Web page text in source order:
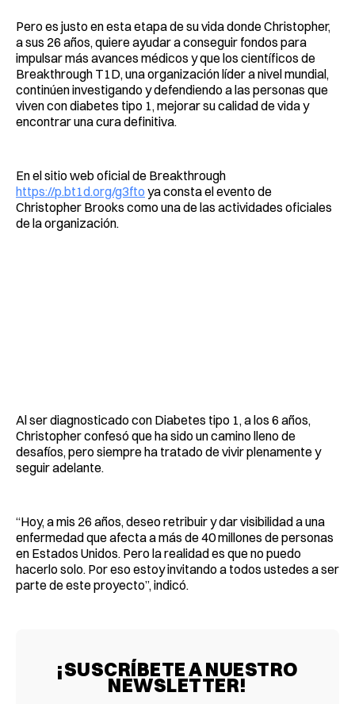
Pero es justo en esta etapa de su vida donde Christopher,
a sus 26 años, quiere ayudar a conseguir fondos para
impulsar más avances médicos y que los científicos de
Breakthrough T1D, una organización líder a nivel mundial,
continúen investigando y defendiendo a las personas que
viven con diabetes tipo 1, mejorar su calidad de vida y
encontrar una cura definitiva.
En el sitio web oficial de Breakthrough
https://p.bt1d.org/g3fto ya consta el evento de
Christopher Brooks como una de las actividades oficiales
de la organización.
Al ser diagnosticado con Diabetes tipo 1, a los 6 años,
Christopher confesó que ha sido un camino lleno de
desafíos, pero siempre ha tratado de vivir plenamente y
seguir adelante.
“Hoy, a mis 26 años, deseo retribuir y dar visibilidad a una
enfermedad que afecta a más de 40 millones de personas
en Estados Unidos. Pero la realidad es que no puedo
hacerlo solo. Por eso estoy invitando a todos ustedes a ser
parte de este proyecto”, indicó.
¡SUSCRÍBETE A NUESTRO
NEWSLETTER!